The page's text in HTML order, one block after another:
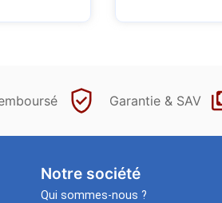
Garantie & SAV
Notre société
Qui sommes-nous ?